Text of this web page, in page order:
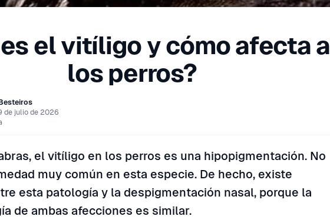
el vitíligo y cómo afecta a
los perros?
de julio de 2026
el vitíligo en los perros es una hipopigmentación. No
muy común en esta especie. De hecho, existe
esta patología y la despigmentación nasal, porque la
de ambas afecciones es similar.